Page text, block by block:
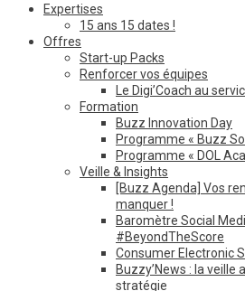
Expertises
15 ans 15 dates !
Offres
Start-up Packs
Renforcer vos équipes
Le Digi’Coach au
Formation
Buzz Innovation Day
Programme « Buzz
Programme « DOL
Veille & Insights
[Buzz Agenda] Vos
manquer !
Baromètre Social
#BeyondTheScore
Consumer Electronic
Buzzy’News : la veille
stratégie